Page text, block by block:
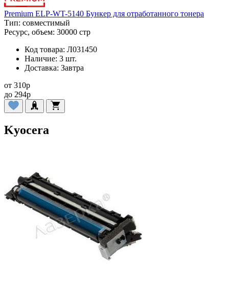
Premium ELP-WT-5140 Бункер для отработанного тонера
Тип: совместимый
Ресурс, объем: 30000 стр
Код товара: Л031450
Наличие: 3 шт.
Доставка: Завтра
от 310p
до 294p
Kyocera